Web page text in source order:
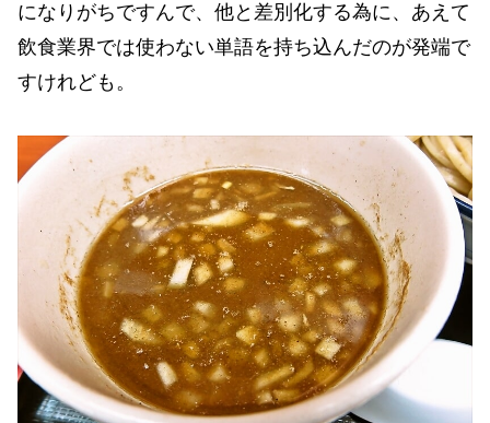
になりがちですんで、他と差別化する為に、あえて
飲食業界では使わない単語を持ち込んだのが発端で
すけれども。